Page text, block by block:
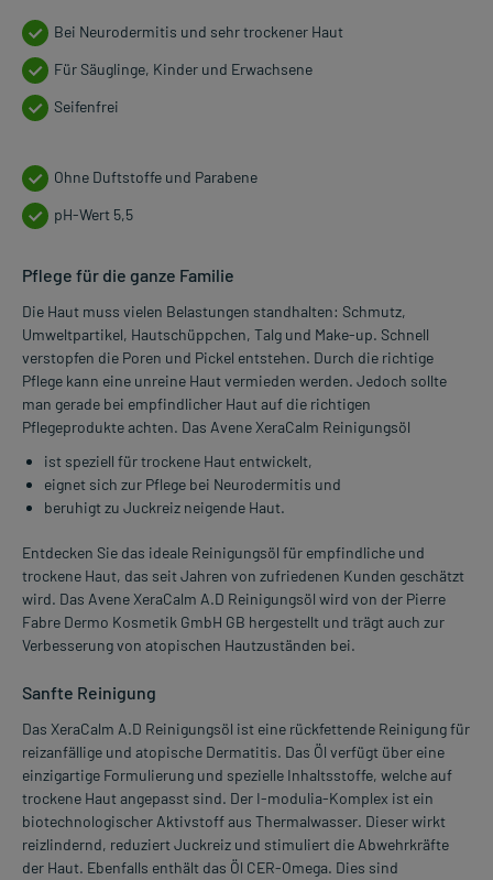
Bei Neurodermitis und sehr trockener Haut
Für Säuglinge, Kinder und Erwachsene
Seifenfrei
Ohne Duftstoffe und Parabene
pH-Wert 5,5
Pflege für die ganze Familie
Die Haut muss vielen Belastungen standhalten: Schmutz,
Umweltpartikel, Hautschüppchen, Talg und Make-up. Schnell
verstopfen die Poren und Pickel entstehen. Durch die richtige
Pflege kann eine unreine Haut vermieden werden. Jedoch sollte
man gerade bei empfindlicher Haut auf die richtigen
Pflegeprodukte achten. Das Avene XeraCalm Reinigungsöl
ist speziell für trockene Haut entwickelt,
eignet sich zur Pflege bei Neurodermitis und
beruhigt zu Juckreiz neigende Haut.
Entdecken Sie das ideale Reinigungsöl für empfindliche und
trockene Haut, das seit Jahren von zufriedenen Kunden geschätzt
wird. Das Avene XeraCalm A.D Reinigungsöl wird von der Pierre
Fabre Dermo Kosmetik GmbH GB hergestellt und trägt auch zur
Verbesserung von atopischen Hautzuständen bei.
Sanfte Reinigung
Das XeraCalm A.D Reinigungsöl ist eine rückfettende Reinigung für
reizanfällige und atopische Dermatitis. Das Öl verfügt über eine
einzigartige Formulierung und spezielle Inhaltsstoffe, welche auf
trockene Haut angepasst sind. Der I-modulia-Komplex ist ein
biotechnologischer Aktivstoff aus Thermalwasser. Dieser wirkt
reizlindernd, reduziert Juckreiz und stimuliert die Abwehrkräfte
der Haut. Ebenfalls enthält das Öl CER-Omega. Dies sind